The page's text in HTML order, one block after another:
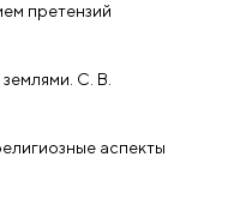
претензий
С. В.
аспекты